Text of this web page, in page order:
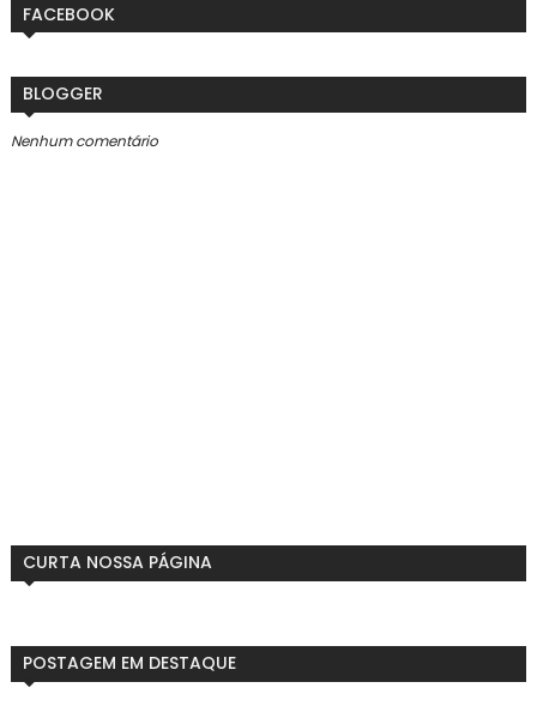
FACEBOOK
BLOGGER
Nenhum comentário
CURTA NOSSA PÁGINA
POSTAGEM EM DESTAQUE